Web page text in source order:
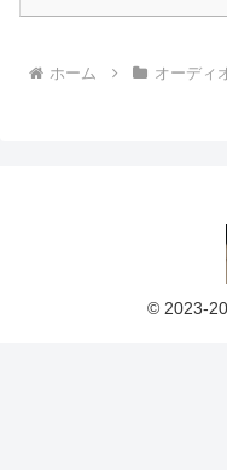
ホーム オーディ
© 2023-